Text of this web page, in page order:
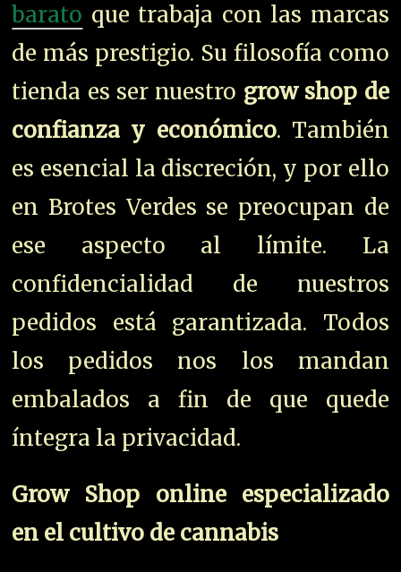
barato que trabaja con las marcas
de más prestigio. Su filosofía como
tienda es ser nuestro grow shop de
confianza y económico. También
es esencial la discreción, y por ello
en Brotes Verdes se preocupan de
ese aspecto al límite. La
confidencialidad de nuestros
pedidos está garantizada. Todos
los pedidos nos los mandan
embalados a fin de que quede
íntegra la privacidad.
Grow Shop online especializado
en el cultivo de cannabis